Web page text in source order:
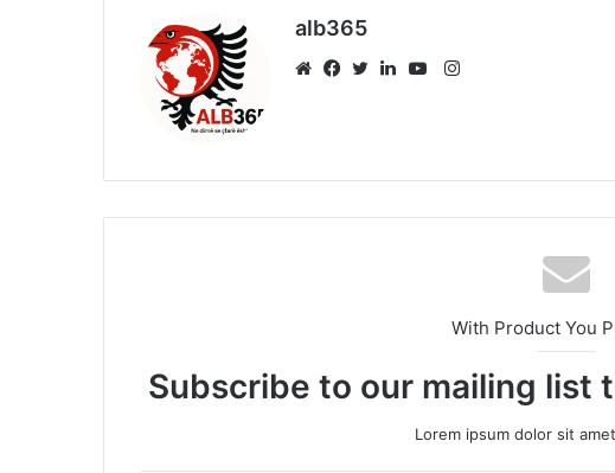
alb365
Instagram
With Product You
Subscribe to our mailing list
Lorem ipsum dolor sit